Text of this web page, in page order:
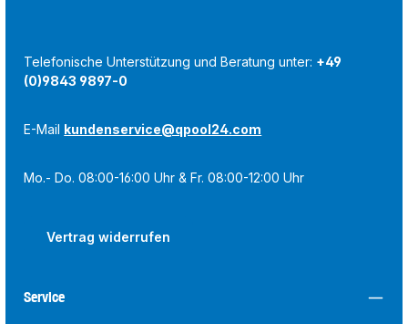
Telefonische Unterstützung und Beratung unter: +49
(0)9843 9897-0
E-Mail kundenservice@qpool24.com
Mo.- Do. 08:00-16:00 Uhr & Fr. 08:00-12:00 Uhr
Vertrag widerrufen
Service